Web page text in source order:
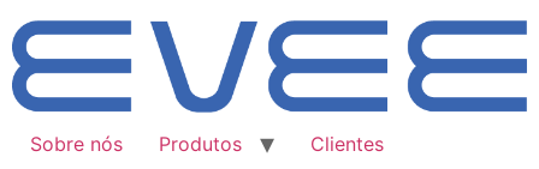
Sobre nós Produtos
Clientes